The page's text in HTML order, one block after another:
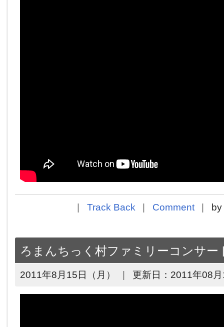
Track Back Comment by
ろまんちっく村ファミリーコンサー
2011年8月15日（月） 更新日： 2011年08